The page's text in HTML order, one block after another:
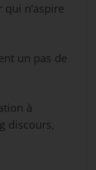
n’aspire
un pas de
à
discours,